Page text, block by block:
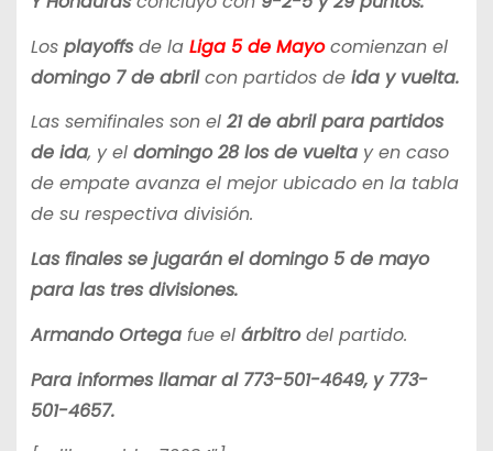
Los playoffsde la Liga 5 de Mayo comienzan el
domingo 7 de abrilcon partidos de ida y vuelta.
Las semifinales son el 21 de abril para partidos
de ida, y el domingo 28 los de vueltay en caso
de empate avanza el mejor ubicado en la tabla
de su respectiva división.
Las finales se jugarán el domingo 5 de mayo
para las tres divisiones.
Armando Ortegafue el árbitrodel partido.
Para informes llamar al 773-501-4649, y 773-
501-4657.